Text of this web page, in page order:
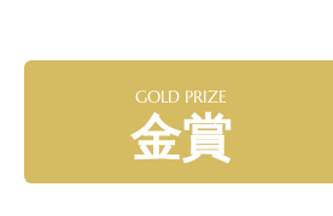
GOLD PRIZE
金賞